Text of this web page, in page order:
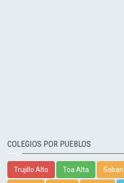
COLEGIOS POR PUEBLOS
Trujillo Alto Toa Alta